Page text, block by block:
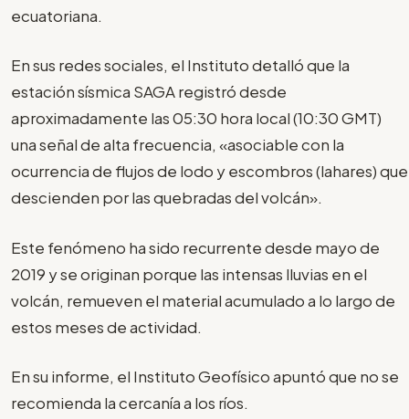
ecuatoriana.
En sus redes sociales, el Instituto detalló que la
estación sísmica SAGA registró desde
aproximadamente las 05:30 hora local (10:30 GMT)
una señal de alta frecuencia, «asociable con la
ocurrencia de flujos de lodo y escombros (lahares) que
descienden por las quebradas del volcán».
Este fenómeno ha sido recurrente desde mayo de
2019 y se originan porque las intensas lluvias en el
volcán, remueven el material acumulado a lo largo de
estos meses de actividad.
En su informe, el Instituto Geofísico apuntó que no se
recomienda la cercanía a los ríos.